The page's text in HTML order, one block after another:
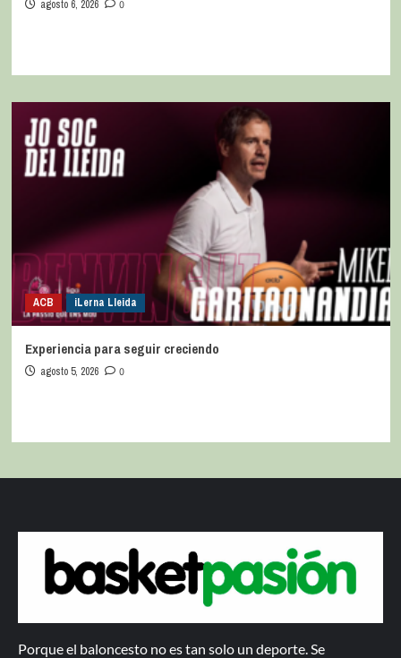
agosto 6, 2026 0
ACB iLerna Lleida
Experiencia para seguir creciendo
agosto 5, 2026 0
Porque el baloncesto no es tan solo un deporte. Se